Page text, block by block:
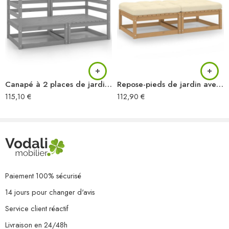
Canapé à 2 places de jardin Gris Bois de pin solide
115,10 €
Repose-pieds de jardin avec coussins lot de 2 Bois pin solide
112,90 €
Paiement 100% sécurisé
14 jours pour changer d'avis
Service client réactif
Livraison en 24/48h